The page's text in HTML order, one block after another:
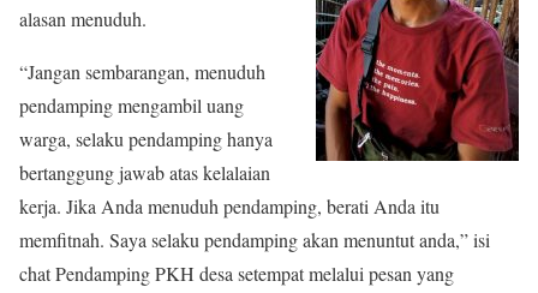
alasan menuduh.
“Jangan sembarangan, menuduh
pendamping mengambil uang
warga, selaku pendamping hanya
bertanggung jawab atas kelalaian
kerja. Jika Anda menuduh pendamping, berati Anda itu
memfitnah. Saya selaku pendamping akan menuntut anda,” isi
chat Pendamping PKH desa setempat melalui pesan yang